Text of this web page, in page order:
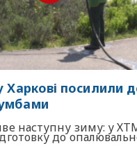
Харкові посилили
наступну зиму: у
до